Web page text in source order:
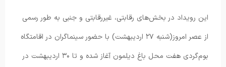
این رویداد در بخش‌های رقابتی، غیررقابتی و جنبی به طور رسمی
از عصر امروز(شنبه ۲۷ اردیبهشت) با حضور سینماگران در اقامتگاه
بوم‌گردی هفت محل باغ دیلمون آغاز شده و تا ۳۰ اردیبهشت در